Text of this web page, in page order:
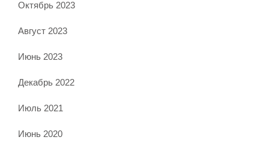
Октябрь 2023
Август 2023
Июнь 2023
Декабрь 2022
Июль 2021
Июнь 2020